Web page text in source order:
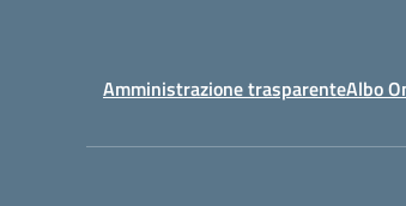
Amministrazione trasparenteAlbo